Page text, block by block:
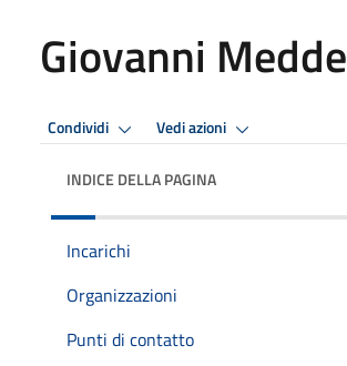
Giovanni Medde
Condividi Vedi azioni
INDICE DELLA PAGINA
Incarichi
Organizzazioni
Punti di contatto